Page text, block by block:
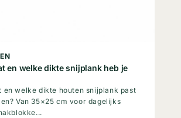
en welke dikte snijplank heb je
en welke dikte houten snijplank past
Van 35×25 cm voor dagelijks